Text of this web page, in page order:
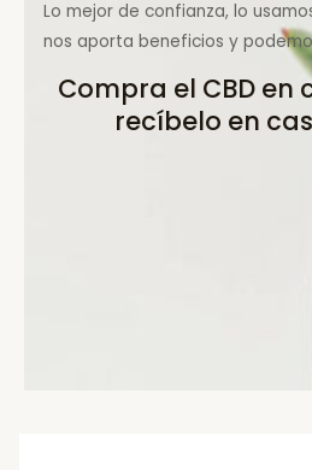
Lo mejor de confianza, lo
nos aporta beneficios y
Compra el CBD
recíbelo en